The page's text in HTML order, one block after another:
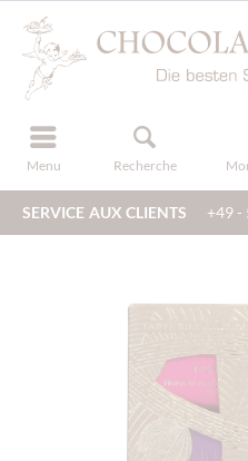
Menu Recherche
s'inscrire
SERVICE AUX CLIENTS +49 -